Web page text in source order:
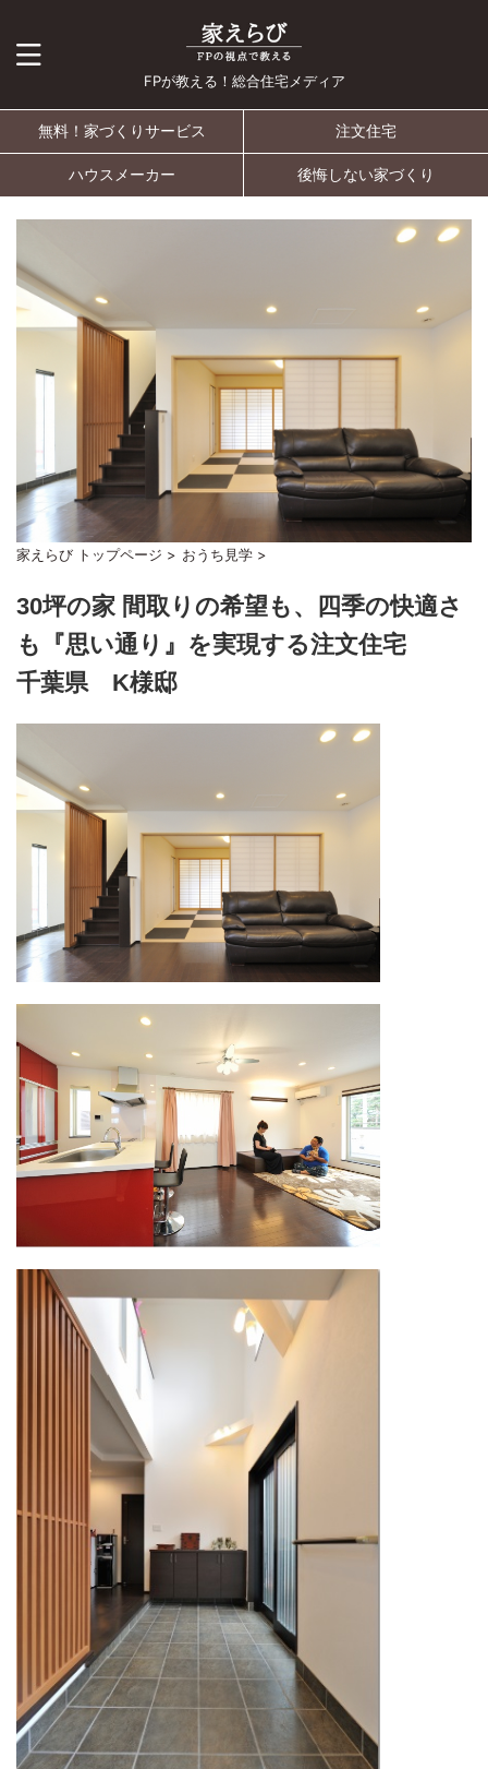
FPが教える！総合住宅メディア
無料！家づくりサービス 注文住宅
ハウスメーカー 後悔しない家づくり
家えらび トップページ > おうち見学 >
30坪の家 間取りの希望も、四季の快適さ
も『思い通り』を実現する注文住宅
千葉県 K様邸